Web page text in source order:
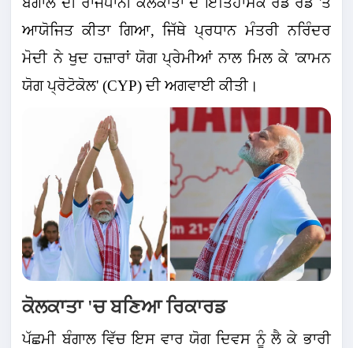
ਆਯੋਜਿਤ ਕੀਤਾ ਗਿਆ, ਜਿੱਥੇ ਪ੍ਰਧਾਨ ਮੰਤਰੀ ਨਰਿੰਦਰ
ਮੋਦੀ ਨੇ ਖੁਦ ਹਜ਼ਾਰਾਂ ਯੋਗ ਪ੍ਰੇਮੀਆਂ ਨਾਲ ਮਿਲ ਕੇ 'ਕਾਮਨ
ਯੋਗ ਪ੍ਰੋਟੋਕੋਲ' (CYP) ਦੀ ਅਗਵਾਈ ਕੀਤੀ।
ਕੋਲਕਾਤਾ 'ਚ ਬਣਿਆ ਰਿਕਾਰਡ
ਪੱਛਮੀ ਬੰਗਾਲ ਵਿੱਚ ਇਸ ਵਾਰ ਯੋਗ ਦਿਵਸ ਨੂੰ ਲੈ ਕੇ ਭਾਰੀ